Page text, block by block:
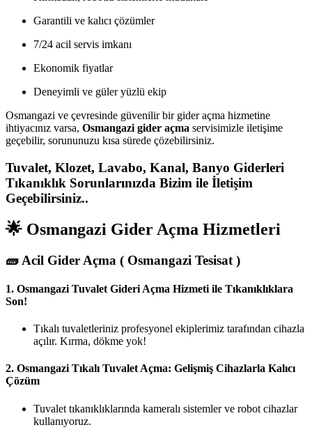
Garantili ve kalıcı çözümler
7/24 acil servis imkanı
Ekonomik fiyatlar
Deneyimli ve güler yüzlü ekip
Osmangazi ve çevresinde güvenilir bir gider açma hizmetine
ihtiyacınız varsa, Osmangazi gider açma servisimizle iletişime
geçebilir, sorununuzu kısa sürede çözebilirsiniz.
Tuvalet, Klozet, Lavabo, Kanal, Banyo Giderleri
Tıkanıklık Sorunlarınızda Bizim ile İletişim
Geçebilirsiniz..
🌟 Osmangazi Gider Açma Hizmetleri
🧱 Acil Gider Açma ( Osmangazi Tesisat )
1. Osmangazi Tuvalet Gideri Açma Hizmeti ile Tıkanıklıklara
Son!
Tıkalı tuvaletleriniz profesyonel ekiplerimiz tarafından cihazla
açılır. Kırma, dökme yok!
2. Osmangazi Tıkalı Tuvalet Açma: Gelişmiş Cihazlarla Kalıcı
Çözüm
Tuvalet tıkanıklıklarında kameralı sistemler ve robot cihazlar
kullanıyoruz.